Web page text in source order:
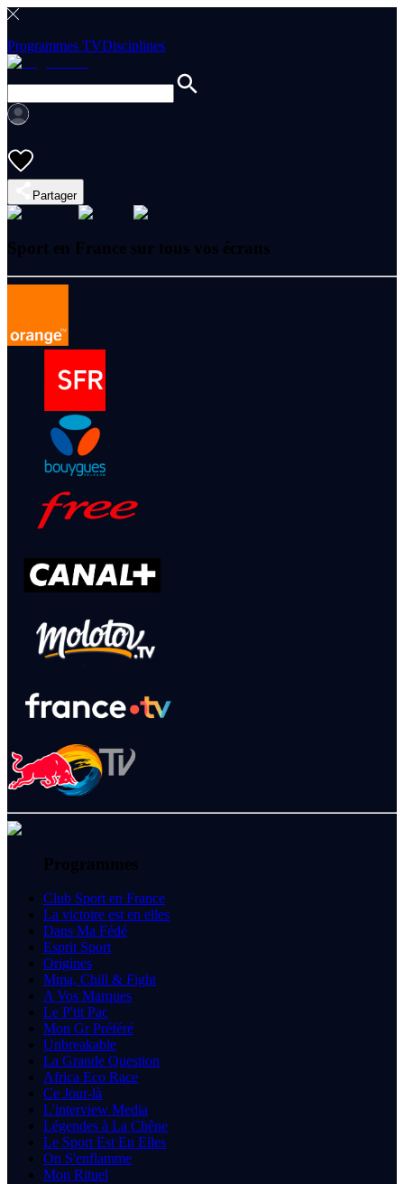
Programmes TVDisciplines
Partager
Sport en France sur tous vos écrans
Programmes
Club Sport en France
La victoire est en elles
Dans Ma Fédé
Esprit Sport
Origines
Mma, Chill & Fight
A Vos Marques
Le P'tit Pac
Mon Gr Préféré
Unbreakable
La Grande Question
Africa Eco Race
Ce Jour-là
L'interview Media
Légendes à La Chêne
Le Sport Est En Elles
On S'enflamme
Mon Rituel